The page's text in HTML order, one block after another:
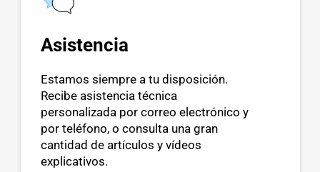
Asistencia
Estamos siempre a tu disposición.
Recibe asistencia técnica
personalizada por correo electrónico y
por teléfono, o consulta una gran
cantidad de artículos y vídeos
explicativos.